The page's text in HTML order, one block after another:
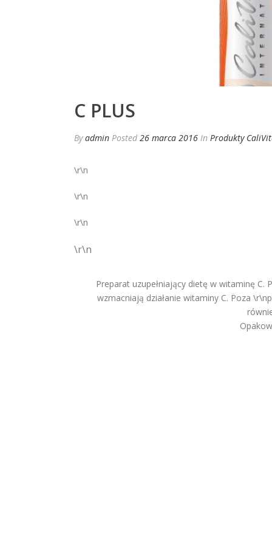
C PLUS
Byadmin Posted 26 marca 2016 In Produkty
\r\n
\r\n
\r\n
\r\n
Preparat uzupełniający dietę w witaminę
wzmacniają działanie witaminy C. Poza